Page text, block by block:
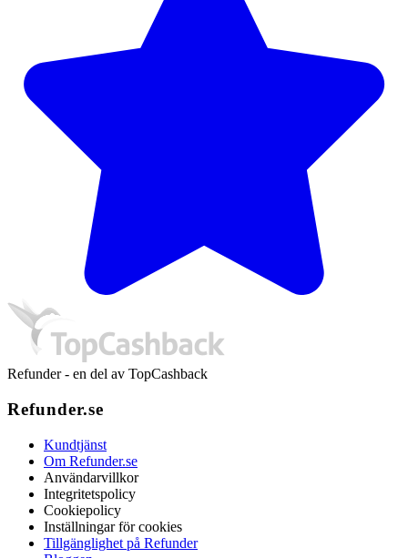
Refunder - en del av TopCashback
Refunder.se
Kundtjänst
Om Refunder.se
Användarvillkor
Integritetspolicy
Cookiepolicy
Inställningar för cookies
Tillgänglighet på Refunder